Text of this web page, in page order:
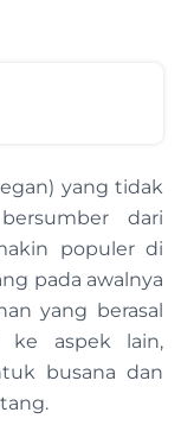
yang tidak
dari
populer di
pada awalnya
yang berasal
ke aspek lain,
busana dan